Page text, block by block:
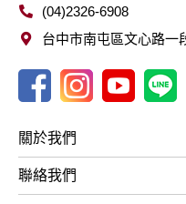
(04)2326-6908
台中市南屯區文心路一
關於我們
聯絡我們